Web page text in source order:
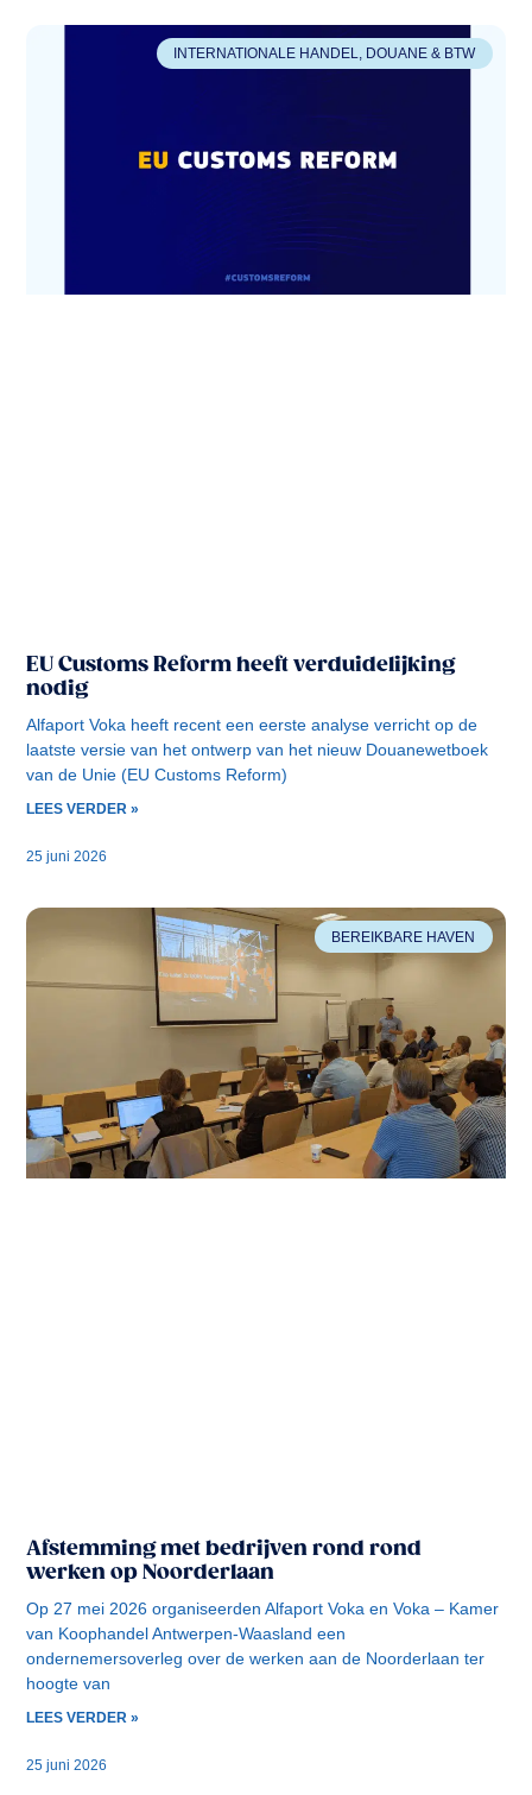
INTERNATIONALE HANDEL, DOUANE & BTW
EU Customs Reform heeft verduidelijking
nodig
Alfaport Voka heeft recent een eerste analyse verricht op de
laatste versie van het ontwerp van het nieuw Douanewetboek
van de Unie (EU Customs Reform)
LEES VERDER »
25 juni 2026
BEREIKBARE HAVEN
Afstemming met bedrijven rond rond
werken op Noorderlaan
Op 27 mei 2026 organiseerden Alfaport Voka en Voka – Kamer
van Koophandel Antwerpen-Waasland een
ondernemersoverleg over de werken aan de Noorderlaan ter
hoogte van
LEES VERDER »
25 juni 2026